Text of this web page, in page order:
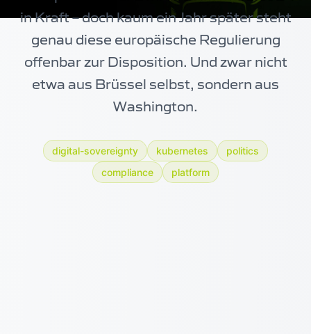
in Kraft – doch kaum ein Jahr später steht
genau diese europäische Regulierung
offenbar zur Disposition. Und zwar nicht
etwa aus Brüssel selbst, sondern aus
Washington.
digital-sovereignty kubernetes
politics
compliance
platform